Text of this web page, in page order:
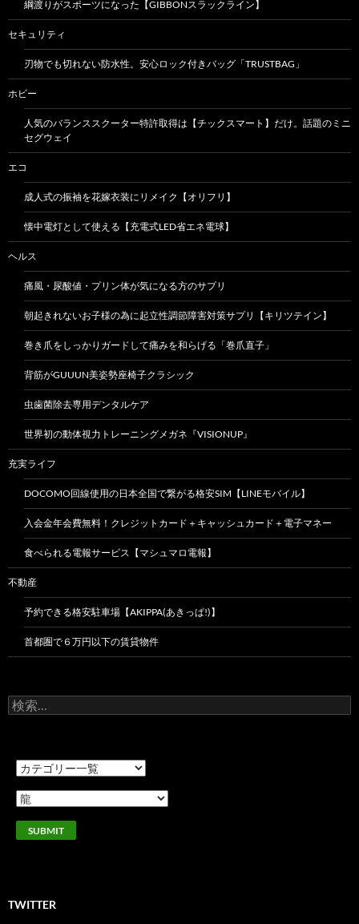
綱渡りがスポーツになった【GIBBONスラックライン】
セキュリティ
刃物でも切れない防水性。安心ロック付きバッグ「TRUSTBAG」
ホビー
人気のバランススクーター特許取得は【チックスマート】だけ。話題のミニ
セグウェイ
エコ
成人式の振袖を花嫁衣装にリメイク【オリフリ】
懐中電灯として使える【充電式LED省エネ電球】
ヘルス
痛風・尿酸値・プリン体が気になる方のサプリ
朝起きれないお子様の為に起立性調節障害対策サプリ【キリツテイン】
巻き爪をしっかりガードして痛みを和らげる「巻爪直子」
背筋がGUUUN美姿勢座椅子クラシック
虫歯菌除去専用デンタルケア
世界初の動体視力トレーニングメガネ『VISIONUP』
充実ライフ
DOCOMO回線使用の日本全国で繋がる格安SIM【LINEモバイル】
入会金年会費無料！クレジットカード＋キャッシュカード＋電子マネー
食べられる電報サービス【マシュマロ電報】
不動産
予約できる格安駐車場【AKIPPA(あきっぱ!)】
首都圏で６万円以下の賃貸物件
検
索:
TWITTER